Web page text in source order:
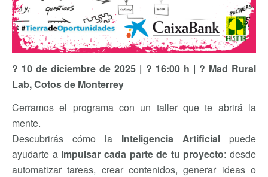
? ️ 10 de diciembre de 2025 | ? 16:00 h | ? Mad Rural
Lab, Cotos de Monterrey
Cerramos el programa con un taller que te abrirá la
mente.
Descubrirás cómo la Inteligencia Artificial puede
ayudarte a impulsar cada parte de tu proyecto: desde
automatizar tareas, crear contenidos, generar ideas o